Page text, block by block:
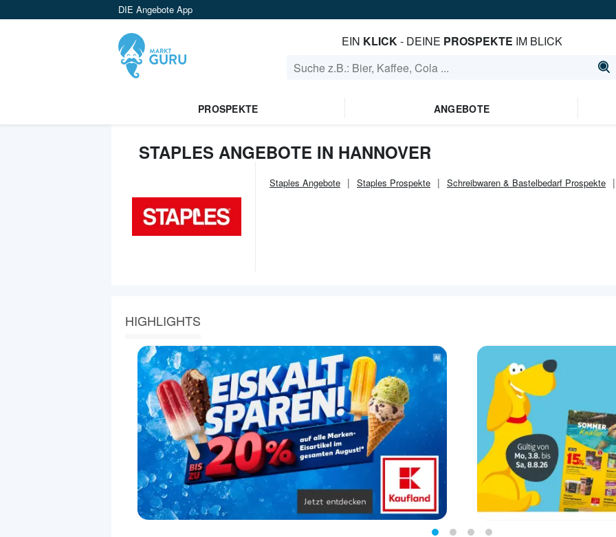
DIE Angebote App
EIN KLICK- DEINE PROSPEKTE IM BLICK
PROSPEKTE ANGEBOTE
STAPLES ANGEBOTE IN HANNOVER
Staples Angebote Staples Prospekte Schreibwaren & Bastelbedarf Prospekte
HIGHLIGHTS